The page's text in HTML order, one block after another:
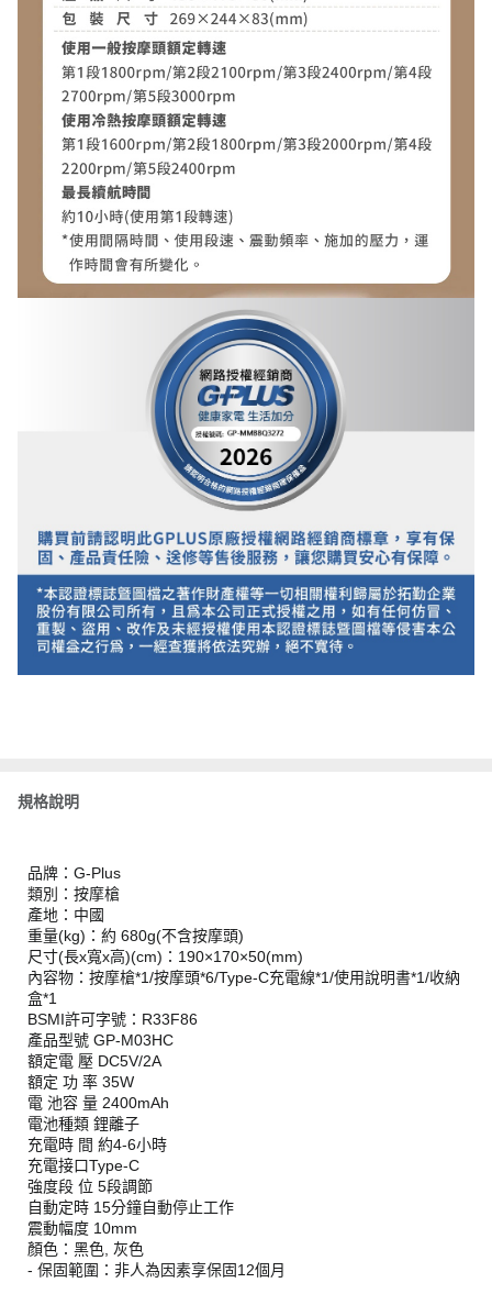
規格說明
品牌：G-Plus
類別：按摩槍
產地：中國
重量(kg)：約 680g(不含按摩頭)
尺寸(長x寬x高)(cm)：190×170×50(mm)
內容物：按摩槍*1/按摩頭*6/Type-C充電線*1/使用說明書*1/收納
盒*1
BSMI許可字號：R33F86
產品型號 GP-M03HC
額定電 壓 DC5V/2A
額定 功 率 35W
電 池容 量 2400mAh
電池種類 鋰離子
充電時 間 約4-6小時
充電接口Type-C
強度段 位 5段調節
自動定時 15分鐘自動停止工作
震動幅度 10mm
顏色：黑色, 灰色
- 保固範圍：非人為因素享保固12個月